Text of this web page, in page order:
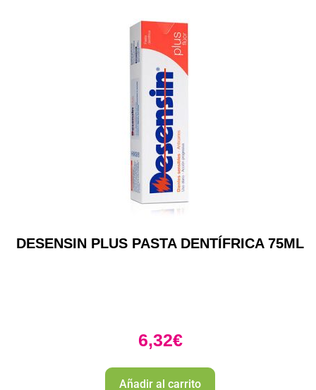
DESENSIN PLUS PASTA DENTÍFRICA 75ML
6,32€
Añadir al carrito